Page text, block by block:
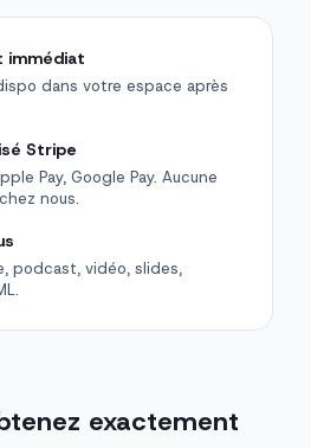
immédiat
dans votre espace après
Stripe
Pay, Google Pay. Aucune
nous.
podcast, vidéo, slides,
exactement